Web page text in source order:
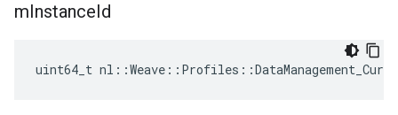
mInstanceId
uint64_t